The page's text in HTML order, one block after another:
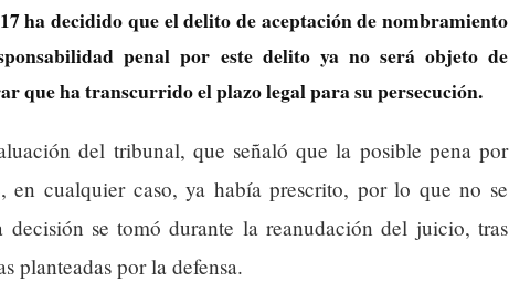
ha decidido que el delito de aceptación de nombramiento
penal por este delito ya no será objeto de
que ha transcurrido el plazo legal para su persecución.
del tribunal, que señaló que la posible pena por
cualquier caso, ya había prescrito, por lo que no se
decisión se tomó durante la reanudación del juicio, tras
planteadas por la defensa.